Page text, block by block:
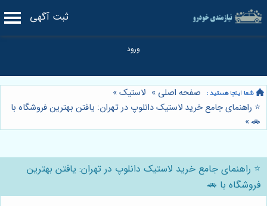
ثبت آگهی
صفحه اصلی » لاستیک»
⭐️ راهنمای جامع خرید لاستیک دانلوپ در تهران: یافتن بهترین فروشگاه با
🚗
»
⭐️ راهنمای جامع خرید لاستیک دانلوپ در تهران: یافتن بهترین
فروشگاه با 🚗